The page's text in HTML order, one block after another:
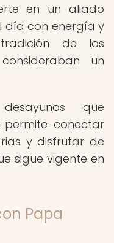
en un aliado
día con energía y
de los
un
que
conectar
y disfrutar de
sigue vigente en
Papa